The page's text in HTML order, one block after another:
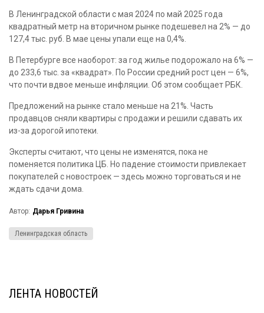
В Ленинградской области с мая 2024 по май 2025 года
квадратный метр на вторичном рынке подешевел на 2% — до
127,4 тыс. руб. В мае цены упали еще на 0,4%.
В Петербурге все наоборот: за год жилье подорожало на 6% —
до 233,6 тыс. за «квадрат». По России средний рост цен — 6%,
что почти вдвое меньше инфляции. Об этом сообщает РБК.
Предложений на рынке стало меньше на 21%. Часть
продавцов сняли квартиры с продажи и решили сдавать их
из-за дорогой ипотеки.
Эксперты считают, что цены не изменятся, пока не
поменяется политика ЦБ. Но падение стоимости привлекает
покупателей с новостроек — здесь можно торговаться и не
ждать сдачи дома.
Автор: Дарья Гривина
Ленинградская область
ЛЕНТА НОВОСТЕЙ